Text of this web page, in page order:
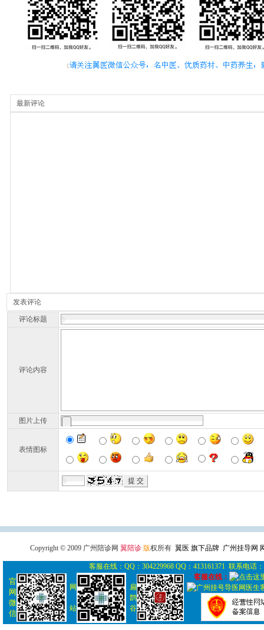
最新评论
发表评论
评论标题
评论内容
图片上传
表情图标
Copyright © 2009 广州陪诊网 翼陪诊 版权所有 翼医 旗下品牌 广州挂导网
客服在线：QQ：304229968 QQ：413161371 联系电话
官
网
微
信
网
站
扁
鹊
谷
客服在线：